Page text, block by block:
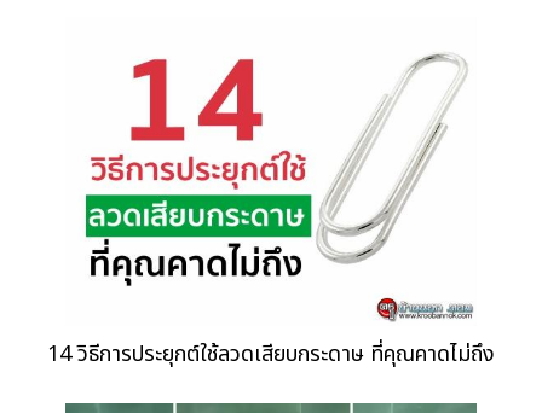
14 วิธีการประยุกต์ใช้ลวดเสียบกระดาษ ที่คุณคาดไม่ถึง